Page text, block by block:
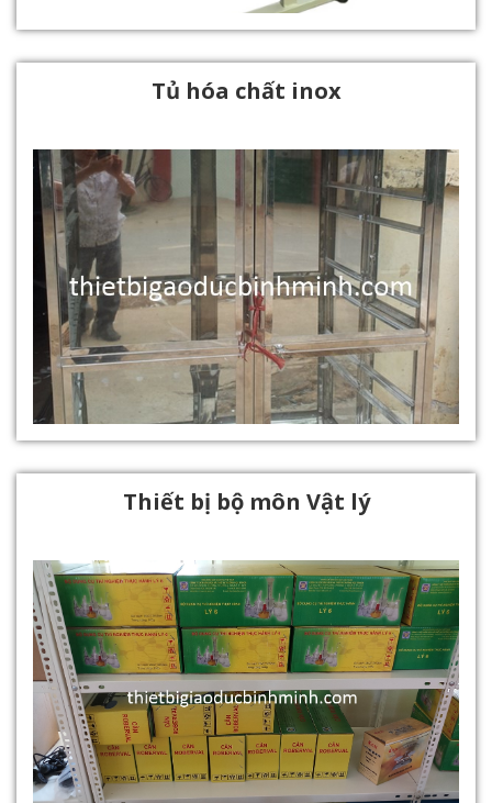
Tủ hóa chất inox
Thiết bị bộ môn Vật lý